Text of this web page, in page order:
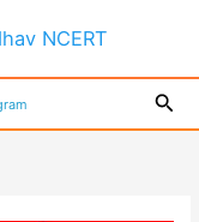
NCERT